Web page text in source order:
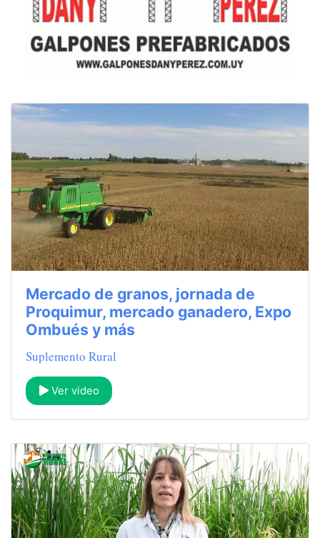
Mercado de granos, jornada de
Proquimur, mercado ganadero, Expo
Ombués y más
Suplemento Rural
Ver video